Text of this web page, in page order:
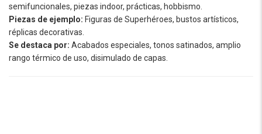
semifuncionales, piezas indoor, prácticas, hobbismo.
Piezas de ejemplo: Figuras de Superhéroes, bustos artísticos,
réplicas decorativas.
Se destaca por: Acabados especiales, tonos satinados, amplio
rango térmico de uso, disimulado de capas.